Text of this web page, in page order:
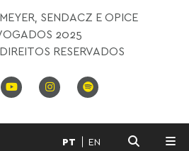
SENDACZ E OPICE
2025
RESERVADOS
PT EN